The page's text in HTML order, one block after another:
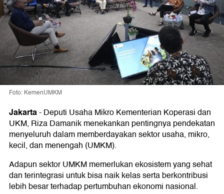
Foto: KemenUMKM
Jakarta-Deputi Usaha Mikro Kementerian Koperasi dan
UKM, Riza Damanik menekankan pentingnya pendekatan
menyeluruh dalam memberdayakan sektor usaha, mikro,
kecil, dan menengah (UMKM).
Adapun sektor UMKM memerlukan ekosistem yang sehat
dan terintegrasi untuk bisa naik kelas serta berkontribusi
lebih besar terhadap pertumbuhan ekonomi nasional.